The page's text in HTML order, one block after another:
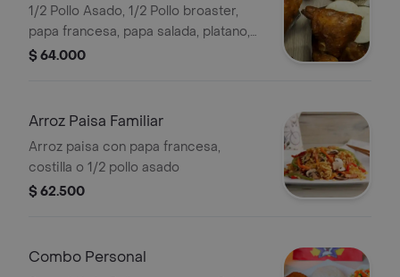
1/2 Pollo Asado, 1/2 Pollo broaster,
papa francesa, papa salada, platano,
yuca, arepa y gaseosa 1.5L
$ 64.000
Arroz Paisa Familiar
Arroz paisa con papa francesa,
costilla o 1/2 pollo asado
$ 62.500
Combo Personal